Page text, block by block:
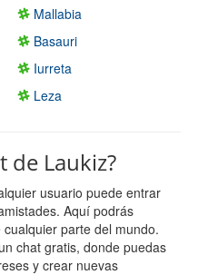
Mallabia
Basauri
Iurreta
Leza
de Laukiz?
usuario puede entrar
Aquí podrás
parte del mundo.
chat gratis, donde puedas
y crear nuevas